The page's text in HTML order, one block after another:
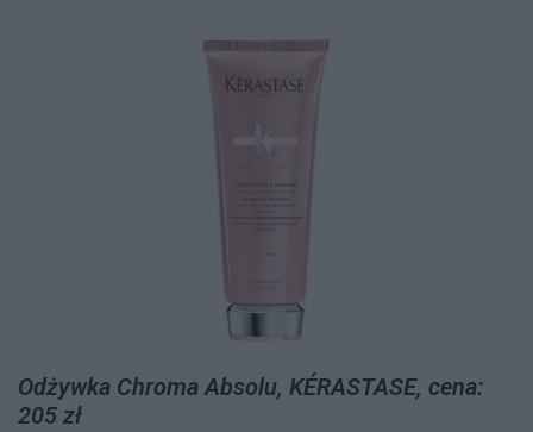
Odżywka Chroma Absolu, KÉRASTASE, cena:
205 zł